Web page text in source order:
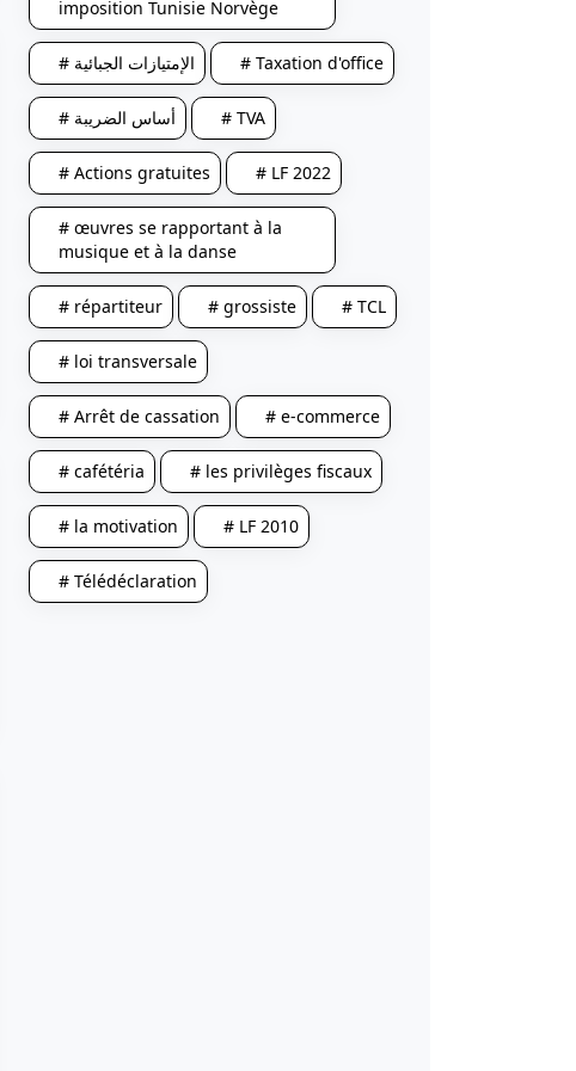
imposition Tunisie Norvège
# الإمتيازات الجبائية # Taxation d'office
# أساس الضريبة # TVA
# Actions gratuites # LF 2022
# œuvres se rapportant à la
musique et à la danse
# répartiteur # grossiste # TCL
# loi transversale
# Arrêt de cassation # e-commerce
# cafétéria # les privilèges fiscaux
# la motivation # LF 2010
# Télédéclaration